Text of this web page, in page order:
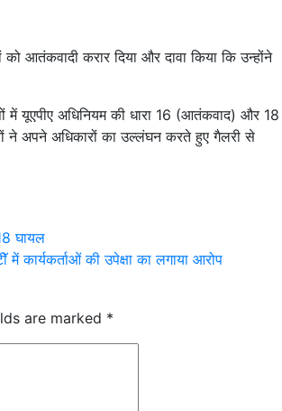
को आतंकवादी करार दिया और दावा किया कि उन्होंने
में यूएपीए अधिनियम की धारा 16 (आतंकवाद) और 18
ने अपने अधिकारों का उल्लंघन करते हुए गैलरी से
घायल
कार्यकर्ताओं की उपेक्षा का लगाया आरोप
are marked *